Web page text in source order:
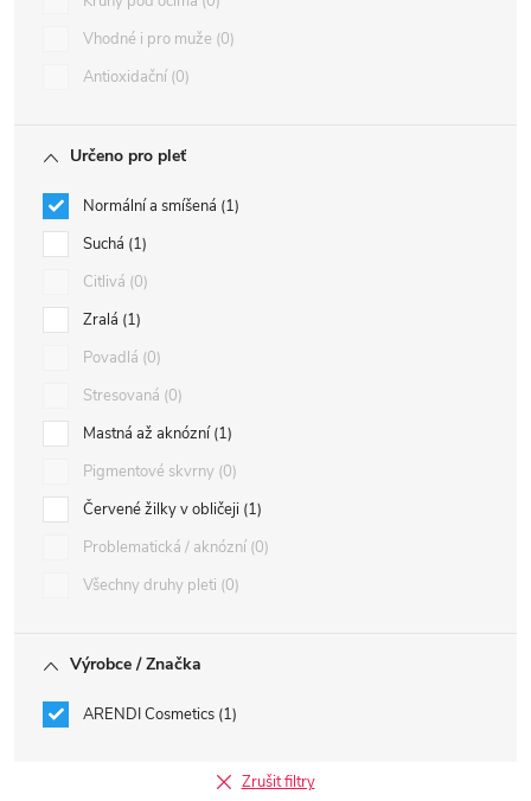
Vhodné i pro muže 0
Antioxidační 0
Určeno pro pleť
Normální a smíšená 1
Suchá 1
Citlivá 0
Zralá 1
Povadlá 0
Stresovaná 0
Mastná až aknózní 1
Pigmentové skvrny 0
Červené žilky v obličeji 1
Problematická / aknózní 0
Všechny druhy pleti 0
Výrobce / Značka
ARENDI Cosmetics 1
Zrušit filtry